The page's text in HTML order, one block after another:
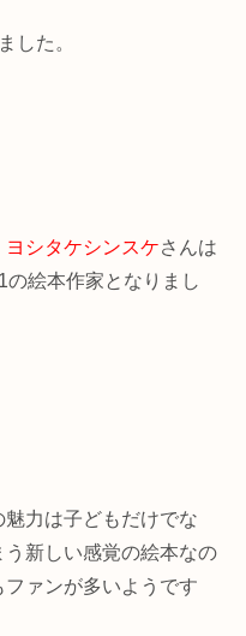
した。
ヨシタケシンスケさんは
絵本作家となりまし
魅力は子どもだけでな
う新しい感覚の絵本なの
ァンが多いようです